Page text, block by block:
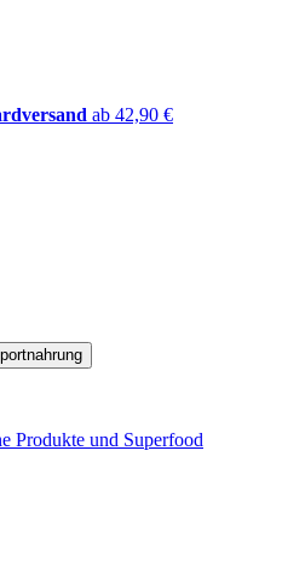
ab 42,90 €
Produkte und Superfood